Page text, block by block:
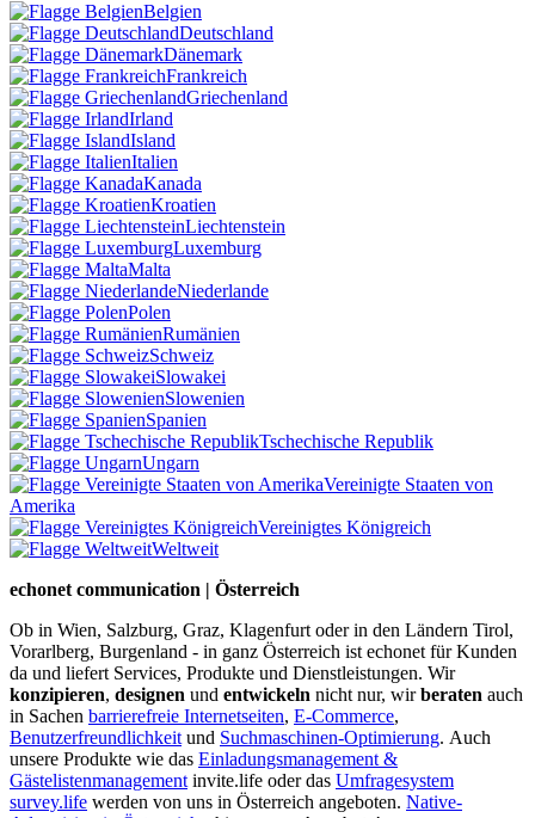
Belgien
Deutschland
Dänemark
Frankreich
Griechenland
Irland
Island
Italien
Kanada
Kroatien
Liechtenstein
Luxemburg
Malta
Niederlande
Polen
Rumänien
Schweiz
Slowakei
Slowenien
Spanien
Tschechische Republik
Ungarn
Vereinigte Staaten von
Amerika
Vereinigtes Königreich
Weltweit
echonet communication | Österreich
Ob in Wien, Salzburg, Graz, Klagenfurt oder in den Ländern Tirol,
Vorarlberg, Burgenland - in ganz Österreich ist echonet für Kunden
da und liefert Services, Produkte und Dienstleistungen. Wir
konzipieren, designen und entwickeln nicht nur, wirberaten auch
in Sachen barrierefreie Internetseiten, E-Commerce,
Benutzerfreundlichkeit und Suchmaschinen-Optimierung. Auch
unsere Produkte wie das Einladungsmanagement &
Gästelistenmanagement invite.life oder das Umfragesystem
survey.life werden von uns in Österreich angeboten. Native-